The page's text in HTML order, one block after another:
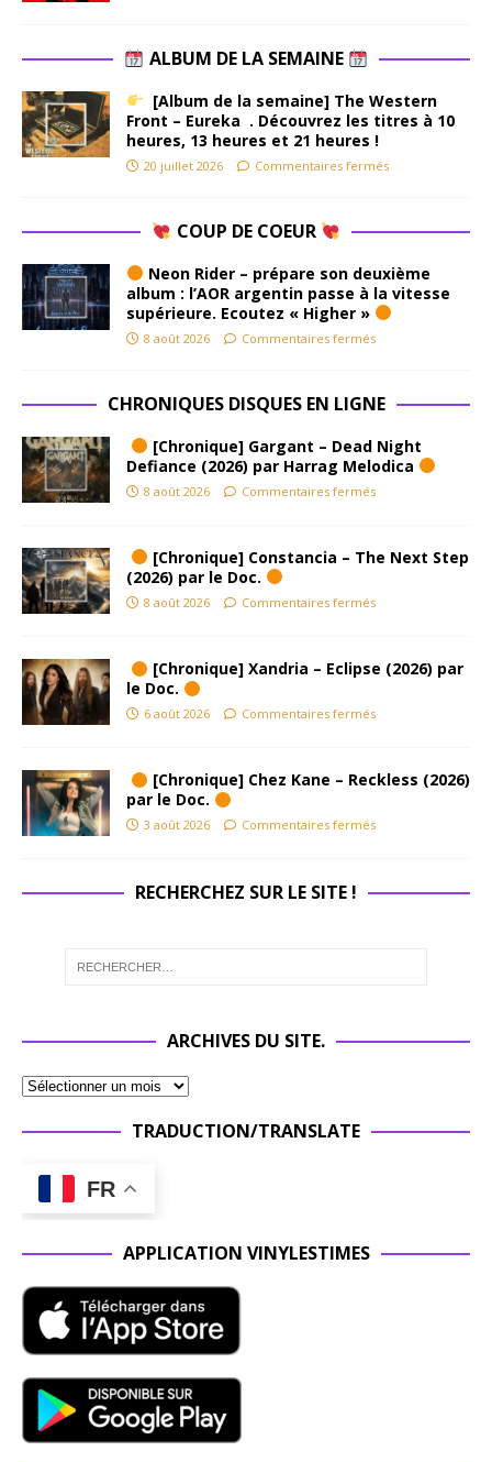
ALBUM DE LA SEMAINE
[Album de la semaine] The Western
Front – Eureka . Découvrez les titres à 10
heures, 13 heures et 21 heures !
20 juillet 2026 Commentaires fermés
COUP DE COEUR
Neon Rider – prépare son deuxième
album : l’AOR argentin passe à la vitesse
supérieure. Ecoutez « Higher »
8 août 2026 Commentaires fermés
CHRONIQUES DISQUES EN LIGNE
[Chronique] Gargant – Dead Night
Defiance (2026) par Harrag Melodica
8 août 2026 Commentaires fermés
[Chronique] Constancia – The Next Step
(2026) par le Doc.
8 août 2026 Commentaires fermés
[Chronique] Xandria – Eclipse (2026) par
le Doc.
6 août 2026 Commentaires fermés
[Chronique] Chez Kane – Reckless (2026)
par le Doc.
3 août 2026 Commentaires fermés
RECHERCHEZ SUR LE SITE !
ARCHIVES DU SITE.
TRADUCTION/TRANSLATE
FR
APPLICATION VINYLESTIMES